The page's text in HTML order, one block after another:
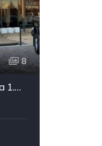
8
Peugeot Partner Patagonica 1.6 hdi